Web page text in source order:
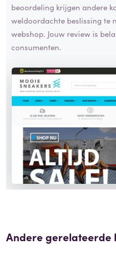
beoordeling krijgen andere
weldoordachte beslissing te
webshop. Jouw review is
consumenten.
Andere gerelateerde